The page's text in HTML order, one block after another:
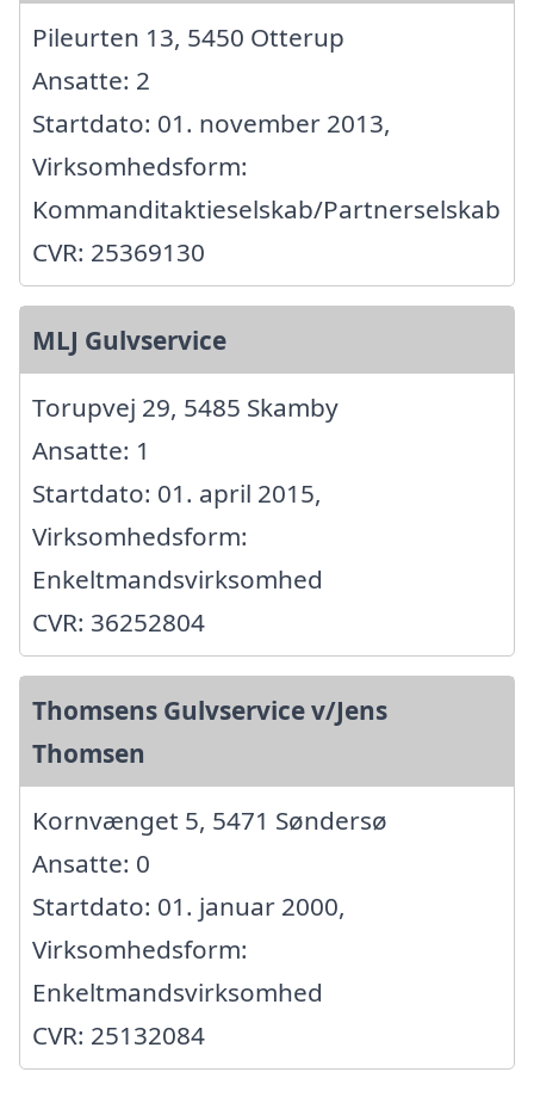
Pileurten 13, 5450 Otterup
Ansatte: 2
Startdato: 01. november 2013,
Virksomhedsform:
Kommanditaktieselskab/Partnerselskab
CVR: 25369130
MLJ Gulvservice
Torupvej 29, 5485 Skamby
Ansatte: 1
Startdato: 01. april 2015,
Virksomhedsform:
Enkeltmandsvirksomhed
CVR: 36252804
Thomsens Gulvservice v/Jens
Thomsen
Kornvænget 5, 5471 Søndersø
Ansatte: 0
Startdato: 01. januar 2000,
Virksomhedsform:
Enkeltmandsvirksomhed
CVR: 25132084